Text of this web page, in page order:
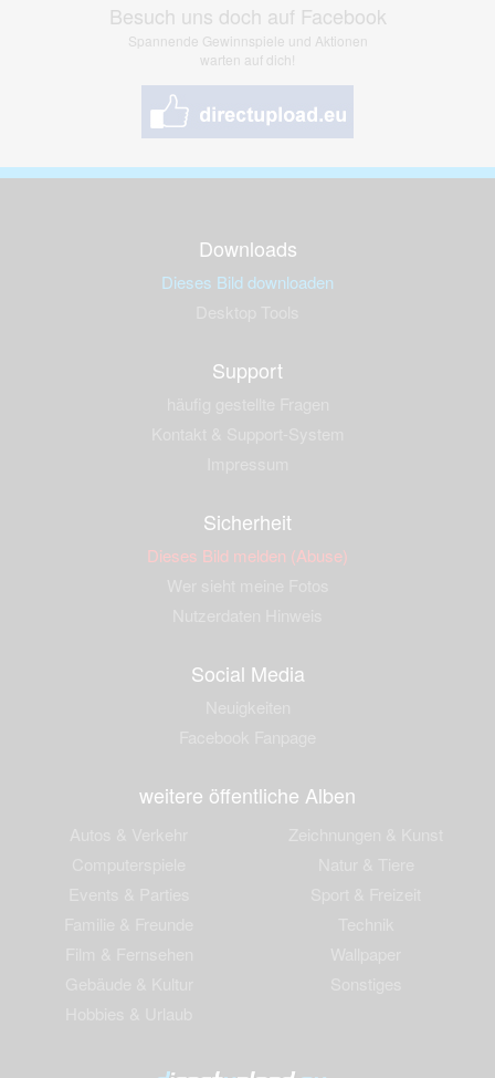
Besuch uns doch auf Facebook
Spannende Gewinnspiele und Aktionen
warten auf dich!
Downloads
Dieses Bild downloaden
Support
Sicherheit
Dieses Bild melden (Abuse)
Social Media
weitere öffentliche Alben